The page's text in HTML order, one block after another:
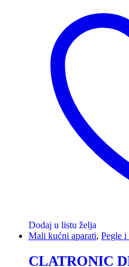
Dodaj u listu želja
Mali kućni aparati, Pegle i
CLATRONIC